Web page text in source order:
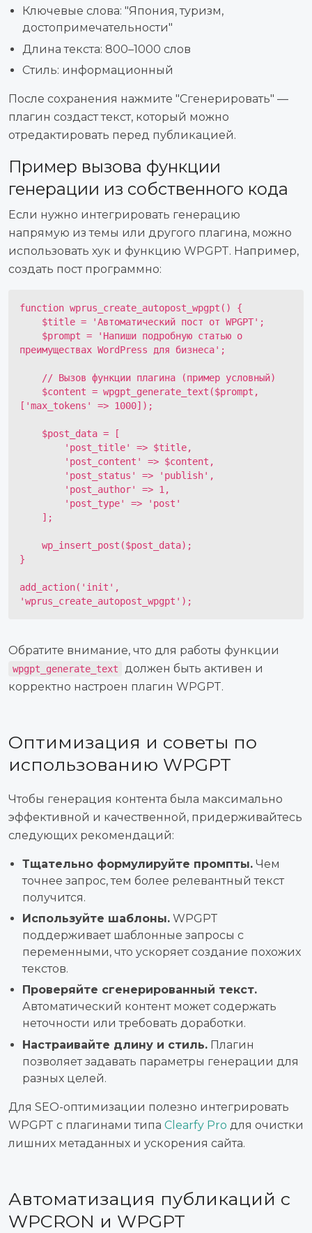
Ключевые слова: "Япония, туризм,
достопримечательности"
Длина текста: 800–1000 слов
Стиль: информационный
После сохранения нажмите "Сгенерировать" —
плагин создаст текст, который можно
отредактировать перед публикацией.
Пример вызова функции
генерации из собственного кода
Если нужно интегрировать генерацию
напрямую из темы или другого плагина, можно
использовать хук и функцию WPGPT. Например,
создать пост программно:
function wprus_create_autopost_wpgpt() {
преимуществах WordPress для бизнеса';
['max_tokens' => 1000]);
}
add_action('init',
'wprus_create_autopost_wpgpt');
Обратите внимание, что для работы функции
wpgpt_generate_text
должен быть активен и
корректно настроен плагин WPGPT.
Оптимизация и советы по
использованию WPGPT
Чтобы генерация контента была максимально
эффективной и качественной, придерживайтесь
следующих рекомендаций:
Тщательно формулируйте промпты. Чем
точнее запрос, тем более релевантный текст
получится.
Используйте шаблоны. WPGPT
поддерживает шаблонные запросы с
переменными, что ускоряет создание похожих
текстов.
Проверяйте сгенерированный текст.
Автоматический контент может содержать
неточности или требовать доработки.
Настраивайте длину и стиль. Плагин
позволяет задавать параметры генерации для
разных целей.
Для SEO-оптимизации полезно интегрировать
WPGPT с плагинами типа Clearfy Pro для очистки
лишних метаданных и ускорения сайта.
Автоматизация публикаций с
WPCRON и WPGPT